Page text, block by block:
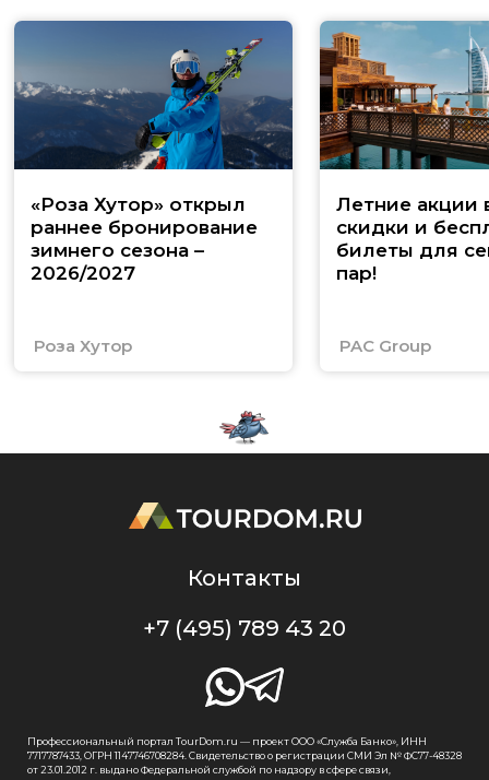
«Роза Хутор» открыл
раннее бронирование
зимнего сезона –
2026/2027
Роза Хутор
Летние акции
скидки и
билеты для
пар!
PAC Group
Контакты
+7 (495) 789 43 20
Профессиональный портал TourDom.ru — проект ООО «Служба Банко», ИНН
7717787433, ОГРН 1147746708284. Свидетельство о регистрации СМИ Эл № ФС77-48328
от 23.01.2012 г. выдано Федеральной службой по надзору в сфере связи,